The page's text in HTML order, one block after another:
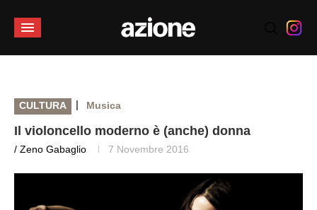
CULTURA | Musica
Il violoncello moderno è (anche) donna
/ Zeno Gabaglio 7 Novembre 2016